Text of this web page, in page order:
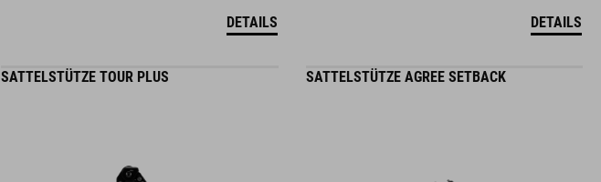
DETAILS DETAILS
SATTELSTÜTZE TOUR PLUS SATTELSTÜTZE AGREE SETBACK